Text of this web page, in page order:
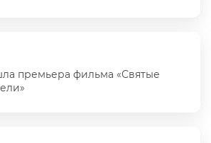
премьера фильма «Святые